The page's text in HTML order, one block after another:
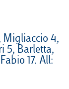
Migliaccio 4,
5, Barletta,
17. All: